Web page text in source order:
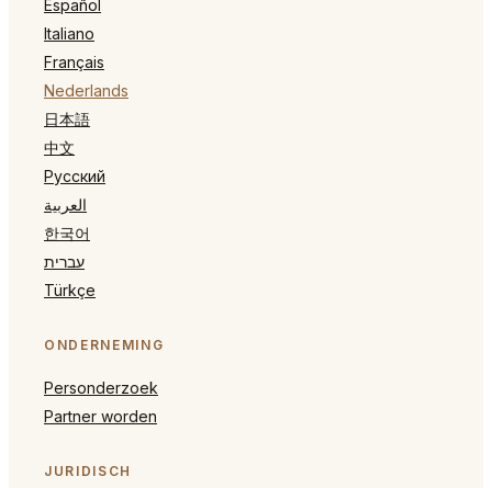
Español
Italiano
Français
Nederlands
日本語
中文
Русский
العربية
한국어
עברית
Türkçe
ONDERNEMING
Personderzoek
Partner worden
JURIDISCH